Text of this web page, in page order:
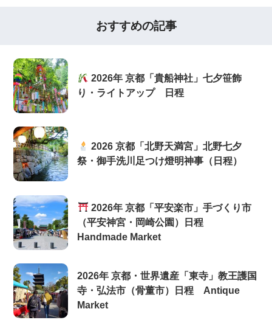
おすすめの記事
2026年 京都「貴船神社」七夕笹飾
り・ライトアップ 日程
2026 京都「北野天満宮」北野七夕
祭・御手洗川足つけ燈明神事（日程）
2026年 京都「平安楽市」手づくり市
（平安神宮・岡崎公園）日程
Handmade Market
2026年 京都・世界遺産「東寺」教王護国
寺・弘法市（骨董市）日程 Antique
Market